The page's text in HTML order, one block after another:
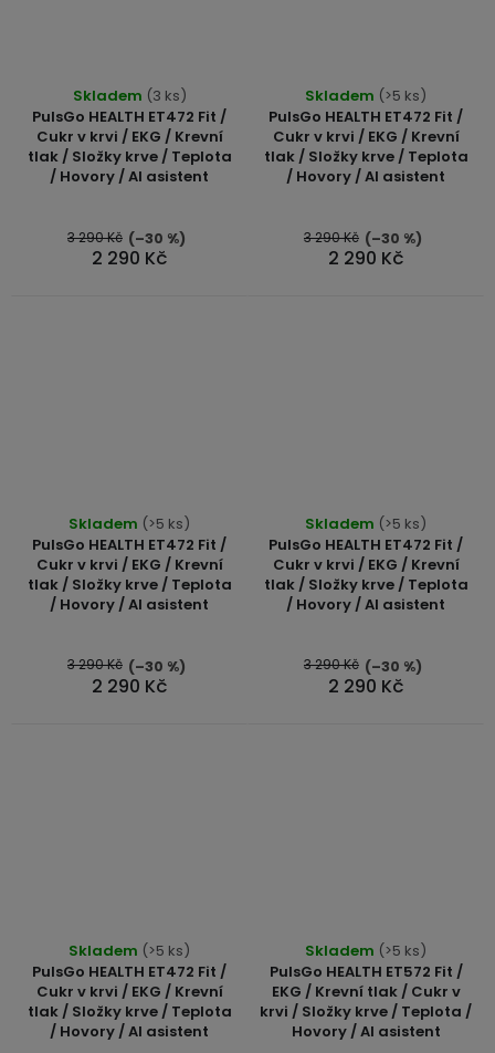
PulsGo HEALTH ET472 Fit /
Cukr v krvi / EKG / Krevní
tlak / Složky krve / Teplota
/ Hovory / AI asistent
Skladem (3 ks)
2 290 Kč
3 290 Kč (–30 %)
PulsGo HEALTH ET472 Fit /
Cukr v krvi / EKG / Krevní
tlak / Složky krve / Teplota
/ Hovory / AI asistent
Skladem (>5 ks)
2 290 Kč
3 290 Kč (–30 %)
PulsGo HEALTH ET472 Fit /
Cukr v krvi / EKG / Krevní
tlak / Složky krve / Teplota
/ Hovory / AI asistent
Skladem (>5 ks)
2 290 Kč
3 290 Kč (–30 %)
PulsGo HEALTH ET472 Fit /
Cukr v krvi / EKG / Krevní
tlak / Složky krve / Teplota
/ Hovory / AI asistent
hodnocení
produktu
je
5,0
5
hvězdiček.
Skladem (>5 ks)
2 290 Kč
3 290 Kč (–30 %)
PulsGo HEALTH ET472 Fit /
Cukr v krvi / EKG / Krevní
tlak / Složky krve / Teplota
/ Hovory / AI asistent
hodnocení
produktu
je
5,0
Skladem (>5 ks)
PulsGo HEALTH ET572 Fit /
EKG / Krevní tlak / Cukr v
krvi / Složky krve / Teplota /
Hovory / AI asistent
hodnocení
produktu
je
5,0
Skladem (>5 ks)